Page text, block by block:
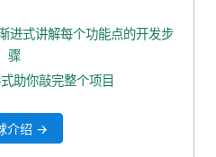
的性能数据
进式讲解每个功能点的开发步
骤
助你敲完整个项目
介绍 →